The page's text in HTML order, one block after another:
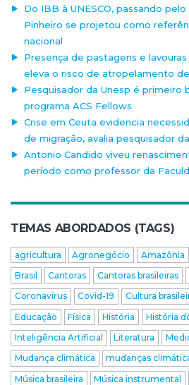
Do IBB à UNESCO, passando
Pinheiro se projetou como
nacional
Presença de pastagens e
eleva o risco de atropelamento
Pesquisador da Unesp é primeiro
programa ACS Fellows
Crise em Ceuta evidencia
de migração, avalia pesquisador
Antonio Candido viveu
período como professor da
TEMAS ABORDADOS (TAGS)
agricultura Agronegócio Amazônia
Brasil
Cantoras Cantoras brasileiras
Coronavírus
Covid-19 Cultura
Educação
Física História
História
Inteligência Artificial
Literatura
Mudança climática
mudanças
Música brasileira
Música instrumental